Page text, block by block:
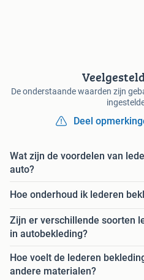
De onderstaande waarden zijn
Deel
Wat zijn de voordelen van
auto?
Hoe onderhoud ik lederen
Zijn er verschillende soorten
in autobekleding?
Hoe voelt de lederen
andere materialen?